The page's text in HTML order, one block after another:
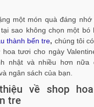
một món quà đáng
sao không chọn một
thành bến tre, chúng tôi
tươi cho ngày
nhật và nhiều hơn
ngân sách của bạn.
về shop
tre